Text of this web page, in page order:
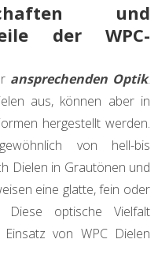
und
der WPC-
ansprechenden Optik.
aus, können aber in
hergestellt werden.
von hell-bis
Dielen in Grautönen und
eine glatte, fein oder
optische Vielfalt
von WPC Dielen